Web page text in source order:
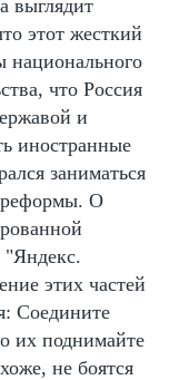
выглядит
этот жесткий
национального
что Россия
и
иностранные
заниматься
реформы. О
"Яндекс.
этих частей
Соедините
их поднимайте
не боятся